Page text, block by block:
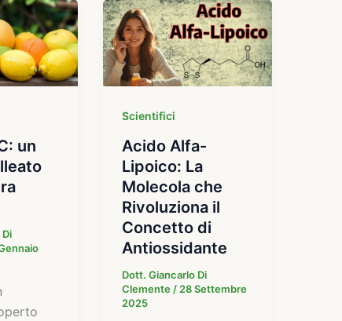
un
Scientifici
Acido Alfa-
Lipoico: La
Molecola che
Rivoluziona il
Concetto di
Antiossidante
Dott. Giancarlo Di
Clemente / 28 Settembre
2025